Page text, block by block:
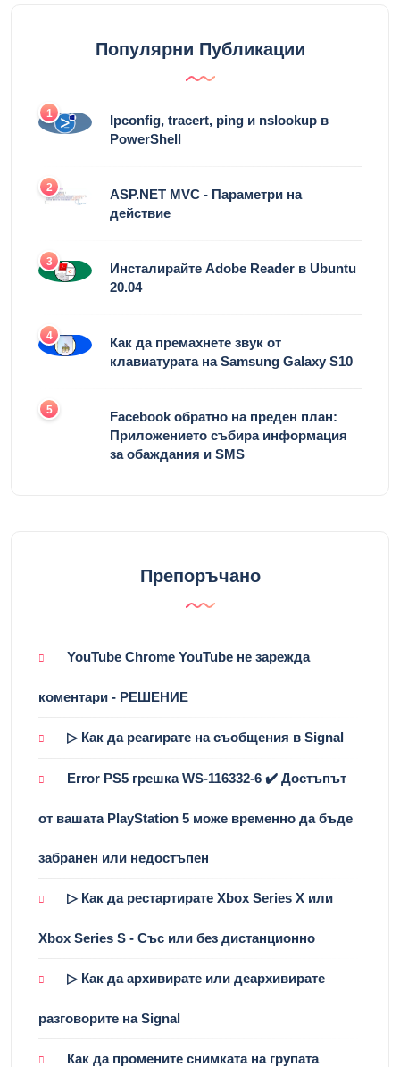
Популярни Публикации
1
Ipconfig, tracert, ping и nslookup в
PowerShell
2
ASP.NET MVC - Параметри на
действие
3
Инсталирайте Adobe Reader в Ubuntu
20.04
4
Как да премахнете звук от
клавиатурата на Samsung Galaxy S10
5
Facebook обратно на преден план:
Приложението събира информация
за обаждания и SMS
Препоръчано
YouTube Chrome YouTube не зарежда
коментари - РЕШЕНИЕ
▷ Как да реагирате на съобщения в Signal
Error PS5 грешка WS-116332-6 ✔️ Достъпът
от вашата PlayStation 5 може временно да бъде
забранен или недостъпен
▷ Как да рестартирате Xbox Series X или
Xbox Series S - Със или без дистанционно
▷ Как да архивирате или деархивирате
разговорите на Signal
Как да промените снимката на групата